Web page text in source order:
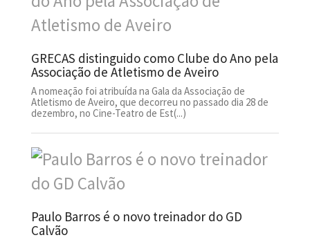
GRECAS distinguido como Clube do Ano pela
Associação de Atletismo de Aveiro
A nomeação foi atribuída na Gala da Associação de
Atletismo de Aveiro, que decorreu no passado dia 28 de
dezembro, no Cine-Teatro de Est(...)
Paulo Barros é o novo treinador do GD
Calvão